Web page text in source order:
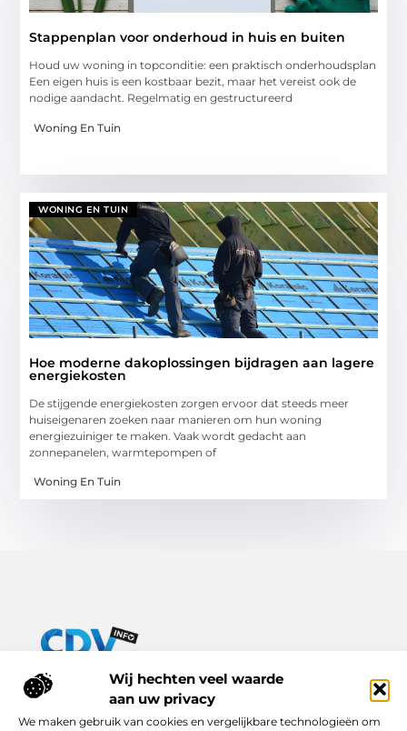
Wij hechten veel waarde
aan uw privacy
We maken gebruik van cookies en vergelijkbare technologieën om
Stappenplan voor onderhoud in huis en buiten
Houd uw woning in topconditie: een praktisch onderhoudsplan
Een eigen huis is een kostbaar bezit, maar het vereist ook de
nodige aandacht. Regelmatig en gestructureerd
Woning En Tuin
WONING EN TUIN
Hoe moderne dakoplossingen bijdragen aan lagere
energiekosten
De stijgende energiekosten zorgen ervoor dat steeds meer
huiseigenaren zoeken naar manieren om hun woning
energiezuiniger te maken. Vaak wordt gedacht aan
zonnepanelen, warmtepompen of
Woning En Tuin
Van praktische tips tot inspirerende verhalen – alles op Cdv-
Ontdek een breed scala aan blogs en artikelen die je dagelijks
leven verrijken, van handige adviezen tot boeiende inzichten.